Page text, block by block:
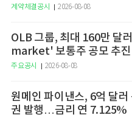
계약체결공시 2026-08-08
OLB 그룹, 최대 160만 달
market' 보통주 공모 추진
주요공시 2026-08-08
원메인 파이낸스, 6억 달러
권 발행…금리 연 7.125%